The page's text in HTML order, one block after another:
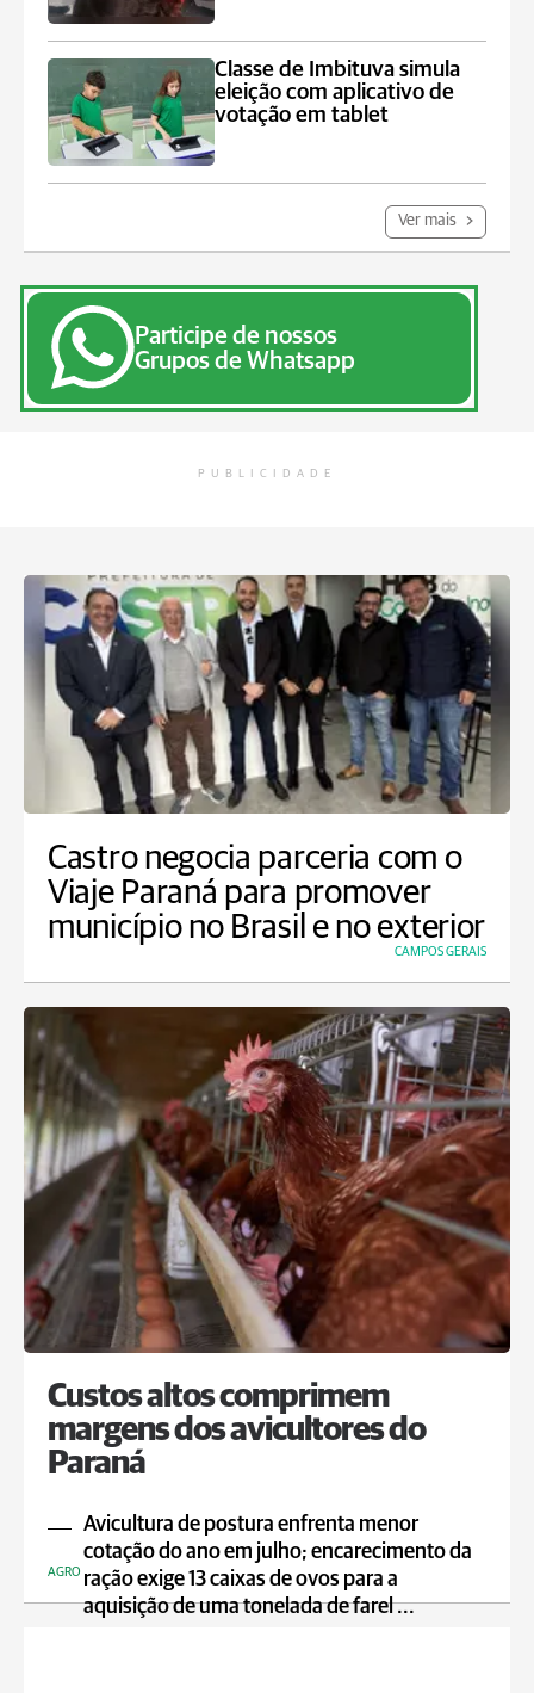
Classe de Imbituva simula
eleição com aplicativo de
votação em tablet
Ver mais
Participe de nossos
Grupos de Whatsapp
PUBLICIDADE
Castro negocia parceria com o
Viaje Paraná para promover
município no Brasil e no exterior
CAMPOS GERAIS
Custos altos comprimem
margens dos avicultores do
Paraná
Avicultura de postura enfrenta menor
cotação do ano em julho; encarecimento da
ração exige 13 caixas de ovos para a
aquisição de uma tonelada de farel ...
AGRO